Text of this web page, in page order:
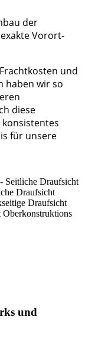
der
Vorort-
und
haben wir so
diese
für unsere
und